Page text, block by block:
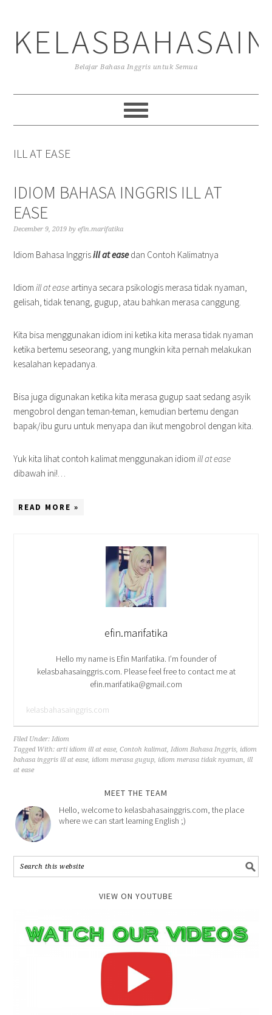
primary
navigation
main
content
primary
sidebar
Belajar Bahasa Inggris untuk Semua
ILL AT EASE
IDIOM BAHASA INGGRIS ILL AT
EASE
December 9, 2019 byefin.marifatika
Idiom Bahasa Inggrisill at easedan Contoh Kalimatnya
Idiomill at ease artinya secara psikologis merasa tidak nyaman,
gelisah, tidak tenang, gugup, atau bahkan merasa canggung.
Kita bisa menggunakan idiom ini ketika kita merasa tidak nyaman
ketika bertemu seseorang, yang mungkin kita pernah melakukan
kesalahan kepadanya.
Bisa juga digunakan ketika kita merasa gugup saat sedang asyik
mengobrol dengan teman-teman, kemudian bertemu dengan
bapak/ibu guru untuk menyapa dan ikut mengobrol dengan kita.
Yuk kita lihat contoh kalimat menggunakan idiomill at ease
dibawah ini!…
READ MORE »
efin.marifatika
Hello my name is Efin Marifatika. I’m founder of
kelasbahasainggris.com. Please feel free to contact me at
efin.marifatika@gmail.com
kelasbahasainggris.com
Filed Under:Idiom
Tagged With:arti idiom ill at ease,Contoh kalimat,Idiom Bahasa Inggris, idiom
bahasa inggris ill at ease, idiom merasa gugup, idiom merasa tidak nyaman, ill
at ease
MEET THE TEAM
Hello, welcome to kelasbahasainggris.com, the place
where we can start learning English ;)
VIEW ON YOUTUBE